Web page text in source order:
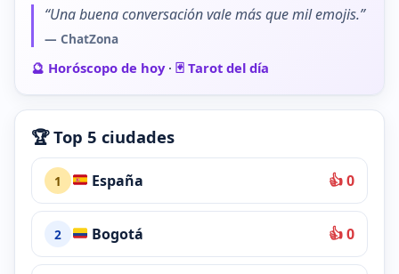
“Una buena conversación vale más que mil emojis.”
— ChatZona
🔮 Horóscopo de hoy· 🃏 Tarot del día
🏆 Top 5 ciudades
1 España 👍 0
2 Bogotá 👍 0